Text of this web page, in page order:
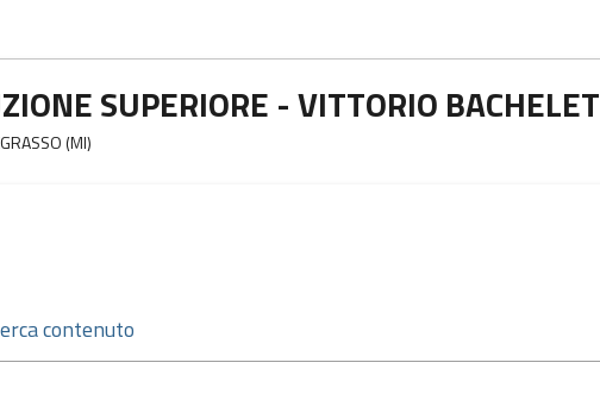
SUPERIORE - VITTORIO BACHELET
(MI)